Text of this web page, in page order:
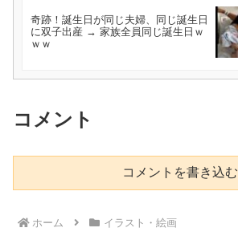
奇跡！誕生日が同じ夫婦、同じ誕生日
に双子出産 → 家族全員同じ誕生日ｗ
ｗｗ
コメント
コメントを書き込む
ホーム イラスト・絵画